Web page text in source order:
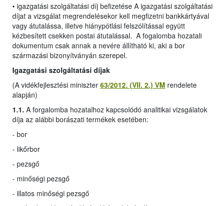
• igazgatási szolgáltatási díj befizetése A igazgatási szolgáltatási
díjat a vizsgálat megrendelésekor kell megfizetni bankkártyával
vagy átutalássa, illetve hiánypótlási felszólítással együtt
kézbesített csekken postai átutalással. A fogalomba hozatali
dokumentum csak annak a nevére állítható ki, aki a bor
származási bizonyítványán szerepel.
Igazgatási szolgáltatási díjak
(A vidékfejlesztési miniszter 63/2012. (VII. 2.) VM rendelete
alapján)
1.1. A forgalomba hozatalhoz kapcsolódó analitikai vizsgálatok
díja az alábbi borászati termékek esetében:
- bor
- likőrbor
- pezsgő
- minőségi pezsgő
- illatos minőségi pezsgő